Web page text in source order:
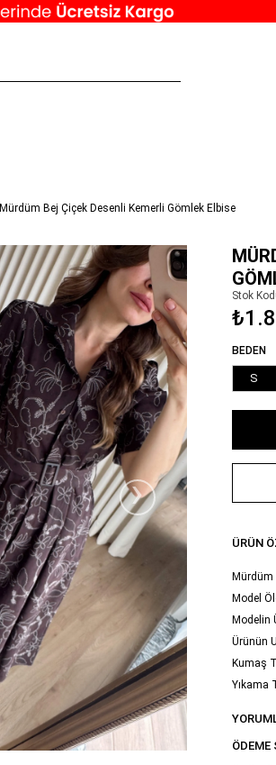
Mürdüm Bej Çiçek Desenli Kemerli Gömlek Elbise
›
Stok
BEDEN
S
ÜRÜN
Mürdüm
Model
Modelin
Ürünün
Kumaş
Yıkama
ÖDEME